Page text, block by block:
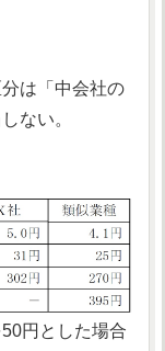
は「中会社の
ない。
円とした場合